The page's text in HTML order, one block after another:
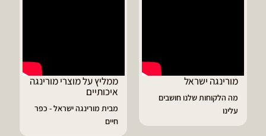
שלנו חושבים
ממליץ על מוצרי מורינגה
מבית מורינגה ישראל - כפר
דיוויד ממליץ
הפסקתי לסבול